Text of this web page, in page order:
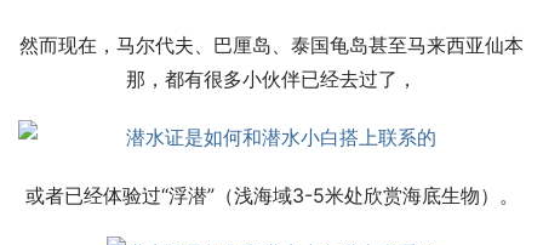
然而现在，马尔代夫、巴厘岛、泰国龟岛甚至马来西亚仙本
那，都有很多小伙伴已经去过了，
或者已经体验过“浮潜”（浅海域3-5米处欣赏海底生物）。